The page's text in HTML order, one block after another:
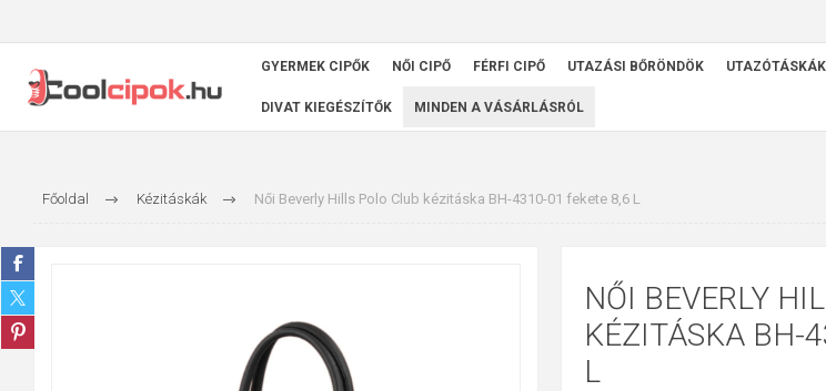
GYERMEK CIPŐK NŐI CIPŐ FÉRFI CIPŐ UTAZÁSI BŐRÖNDÖK UTAZÓTÁSKÁK
DIVAT KIEGÉSZÍTŐK MINDEN A VÁSÁRLÁSRÓL
Főoldal Kézitáskák Női Beverly Hills Polo Club kézitáska BH-4310-01 fekete 8,6 L
NŐI BEVERLY
KÉZITÁSKA BH-
L